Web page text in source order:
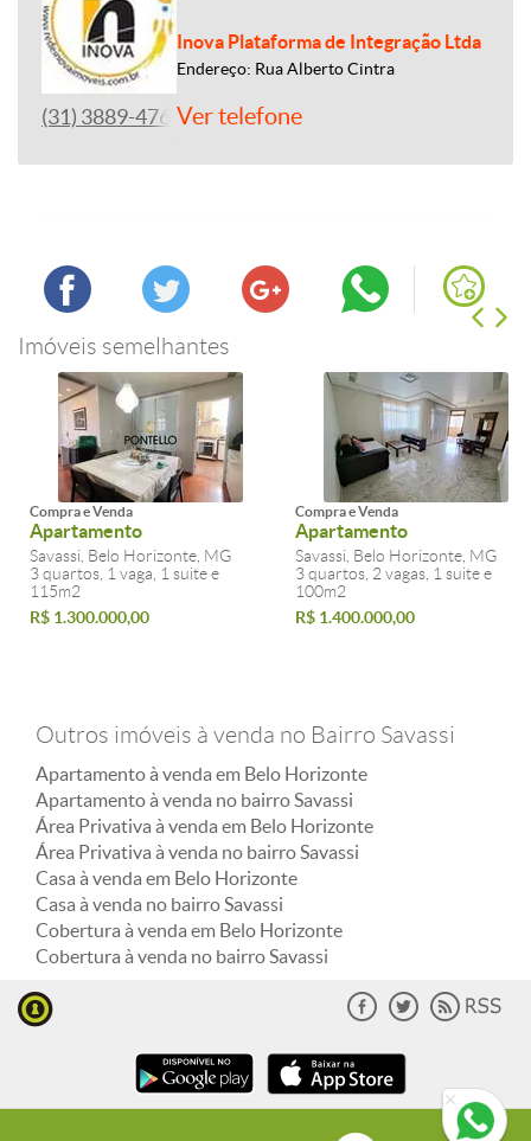
Inova Plataforma de Integração Ltda
Endereço: Rua Alberto Cintra
(31) 3889-4765Ver telefone
Imóveis semelhantes
Compra e Venda
Apartamento
Savassi, Belo Horizonte, MG
3 quartos, 1 vaga, 1 suite e
115m2
R$ 1.300.000,00
Compra e Venda
Apartamento
Savassi, Belo Horizonte, MG
3 quartos, 2 vagas, 1 suite e
100m2
R$ 1.400.000,00
Outros imóveis à venda no Bairro Savassi
Apartamento à venda em Belo Horizonte
Apartamento à venda no bairro Savassi
Área Privativa à venda em Belo Horizonte
Área Privativa à venda no bairro Savassi
Casa à venda em Belo Horizonte
Casa à venda no bairro Savassi
Cobertura à venda em Belo Horizonte
Cobertura à venda no bairro Savassi